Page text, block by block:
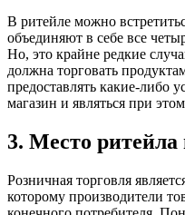
В ритейле можно
объединяют в себе все
Но, это крайне редкие
должна торговать
предоставлять какие-либо
магазин и являться при
3. Место ритейла
Розничная торговля
которому производители